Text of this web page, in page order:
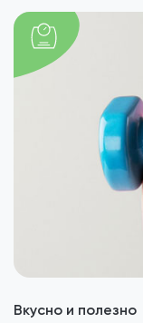
Вкусно и полезно